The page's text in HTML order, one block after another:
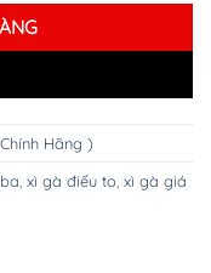
Hãng )
xì gà điếu to xì gà giá